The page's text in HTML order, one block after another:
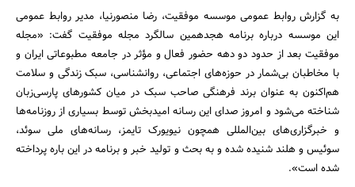
به گزارش روابط عمومی موسسه موفقیت، رضا منصورنیا، مدیر روابط عمومی
این موسسه درباره برنامه هجدهمین سالگرد مجله موفقیت گفت: «مجله
موفقیت بعد از حدود دو دهه حضور فعال و مؤثر در جامعه مطبوعاتی ایران و
با مخاطبان بی‌شمار در حوزه‌های اجتماعی، روانشناسی، سبک زندگی و سلامت
هم‌اکنون به عنوان برند فرهنگی صاحب سبک در میان کشورهای پارسی‌زبان
شناخته می‌شود و امروز صدای این رسانه امیدبخش توسط بسیاری از روزنامه‌ها
و خبرگزاری‌های بین‌المللی همچون نیویورک تایمز، رسانه‌های ملی سوئد،
سوئیس و هلند شنیده شده و به بحث و تولید خبر و برنامه در این باره پرداخته
شده است».